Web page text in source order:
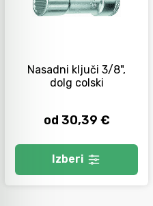
Nasadni ključi 3/8",
dolg colski
od 30,39 €
Izberi
Neiskreče orodje